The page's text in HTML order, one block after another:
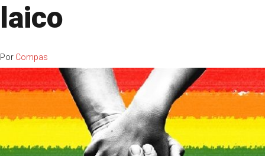
laico
Por Compas